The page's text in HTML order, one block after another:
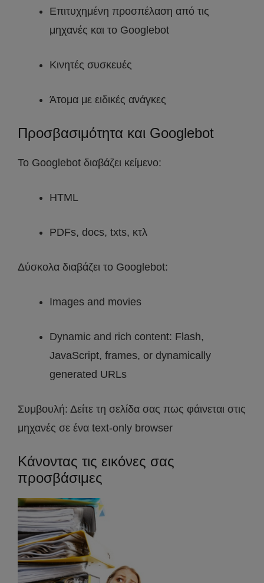
Επιτυχημένη προσπέλαση από τις
μηχανές και το Googlebot
Κινητές συσκευές
Άτομα με ειδικές ανάγκες
Προσβασιμότητα και Googlebot
Το Googlebot διαβάζει κείμενο:
HTML
PDFs, docs, txts, κτλ
Δύσκολα διαβάζει το Googlebot:
Images and movies
Dynamic and rich content: Flash,
JavaScript, frames, or dynamically
generated URLs
Συμβουλή: Δείτε τη σελίδα σας πως φάινεται στις
μηχανές σε ένα text-only browser
Κάνοντας τις εικόνες σας
προσβάσιμες